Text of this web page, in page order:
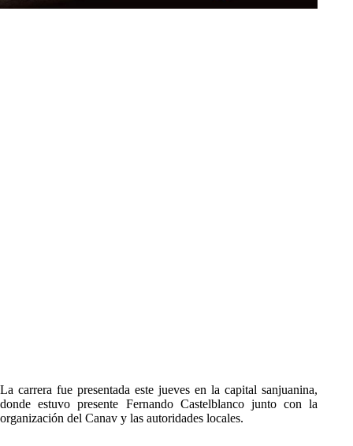
La carrera fue presentada este jueves en la capital sanjuanina,
donde estuvo presente Fernando Castelblanco junto con la
organización del Canav y las autoridades locales.